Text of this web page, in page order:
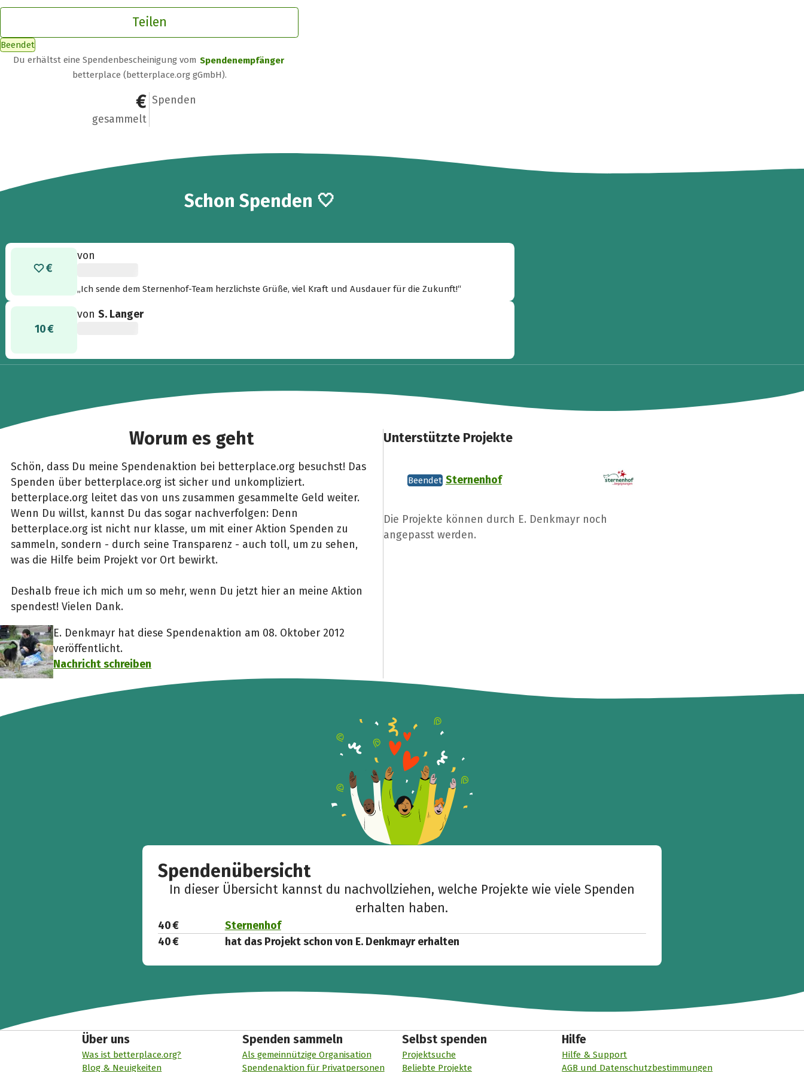
Teilen
Beendet
Du erhältst eine Spendenbescheinigung vom Spendenempfänger
betterplace (betterplace.org gGmbH).
40 €
gesammelt
2
Spenden
Schon2
Spenden 🤍
von
„Ich sende dem Sternenhof-Team herzlichste Grüße, viel Kraft und Ausdauer für die Zukunft!“
10 €
vonS. Langer
Worum es geht
Schön, dass Du meine Spendenaktion bei betterplace.org besuchst! Das
Spenden über betterplace.org ist sicher und unkompliziert.
betterplace.org leitet das von uns zusammen gesammelte Geld weiter.
Wenn Du willst, kannst Du das sogar nachverfolgen: Denn
betterplace.org ist nicht nur klasse, um mit einer Aktion Spenden zu
sammeln, sondern - durch seine Transparenz - auch toll, um zu sehen,
was die Hilfe beim Projekt vor Ort bewirkt.
Deshalb freue ich mich um so mehr, wenn Du jetzt hier an meine Aktion
spendest! Vielen Dank.
E. Denkmayr hat diese Spendenaktion am 08. Oktober 2012
veröffentlicht.
Nachricht schreiben
Unterstützte Projekte
Beendet Sternenhof
Die Projekte können durch E. Denkmayr noch
angepasst werden.
Spendenübersicht
In dieser Übersicht kannst du nachvollziehen, welche Projekte wie viele Spenden
erhalten haben.
40 €
Sternenhof
40 €
hat das Projekt schon von E. Denkmayr erhalten
Teile die Spendenaktion
Hilf mit noch mehr Spenden zu sammeln!
WhatsApp Messenger
Über uns
Was ist betterplace.org?
Blog & Neuigkeiten
Spenden sammeln
Als gemeinnützige Organisation
Spendenaktion für Privatpersonen
Selbst spenden
Projektsuche
Beliebte Projekte
Hilfe
Hilfe & Support
AGB und Datenschutzbestimmungen